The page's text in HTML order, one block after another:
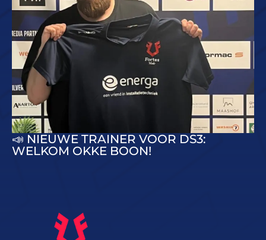
📣 NIEUWE TRAINER VOOR DS3:
WELKOM OKKE BOON!